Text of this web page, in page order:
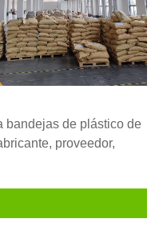
bandejas de plástico de
proveedor,